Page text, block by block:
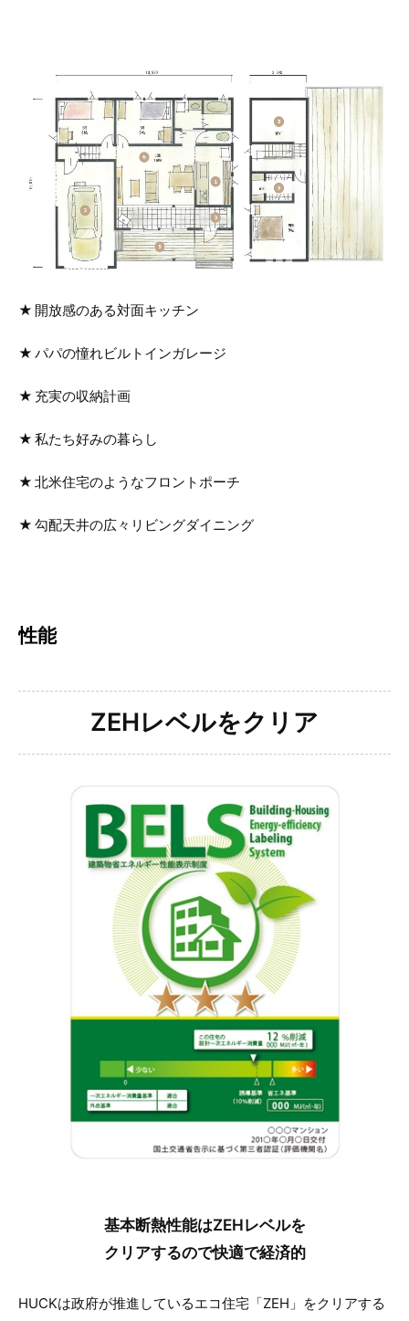
開放感のある対面キッチン
パパの憧れビルトインガレージ
充実の収納計画
私たち好みの暮らし
北米住宅のようなフロントポーチ
勾配天井の広々リビングダイニング
性能
ZEHレベルをクリア
基本断熱性能はZEHレベルを
クリアするので快適で経済的
HUCKは政府が推進しているエコ住宅「ZEH」をクリアする